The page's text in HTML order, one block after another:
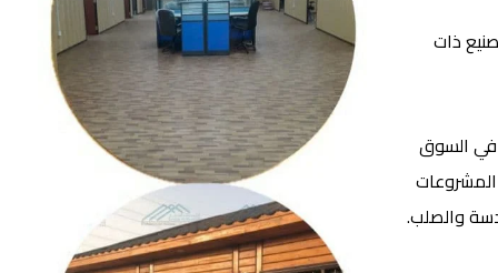
ذات
في السوق
والصلب.